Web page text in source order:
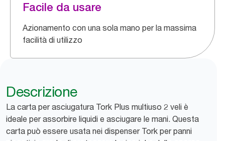
Facile da usare
Azionamento con una sola mano per la massima
facilità di utilizzo
Descrizione
La carta per asciugatura Tork Plus multiuso 2 veli è
ideale per assorbire liquidi e asciugare le mani. Questa
carta può essere usata nei dispenser Tork per panni